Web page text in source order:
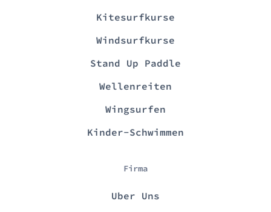
Kitesurfkurse
Windsurfkurse
Stand Up Paddle
Wellenreiten
Wingsurfen
Kinder-Schwimmen
Firma
Uber Uns